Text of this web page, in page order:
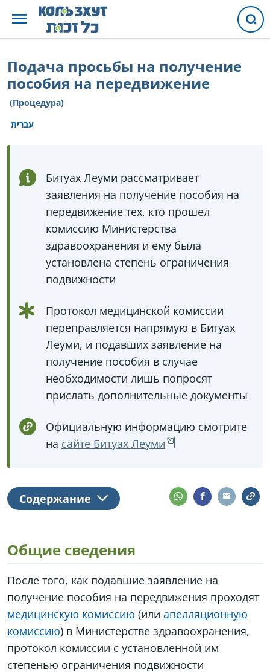
Подача просьбы на получение
пособия на передвижение
(Процедура)
עברית
Битуах Леуми рассматривает
заявления на получение пособия на
передвижение тех, кто прошел
комиссию Министерства
здравоохранения и ему была
установлена степень ограничения
подвижности
Протокол медицинской комиссии
переправляется напрямую в Битуах
Леуми, и подавших заявление на
получение пособия в случае
необходимости лишь попросят
прислать дополнительные документы
Официальную информацию смотрите
на сайте Битуах Леуми
Содержание
Общие сведения
После того, как подавшие заявление на
получение пособия на передвижения проходят
медицинскую комиссию (или апелляционную
комиссию) в Министерстве здравоохранения,
протокол комиссии с установленной им
степенью ограничения подвижности